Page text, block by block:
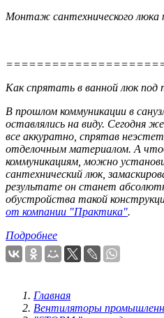
Монтаж сантехнического люка
Как спрятать в ванной люк под
В прошлом коммуникации в
оставлялись на виду. Сегодня
все аккуратно, спрятав
отделочным материалом. А
коммуникациям, можно
сантехнический люк,
результате он станет
обустройства такой
от компании "Практика".
Подробнее
Главная
Вентиляторы